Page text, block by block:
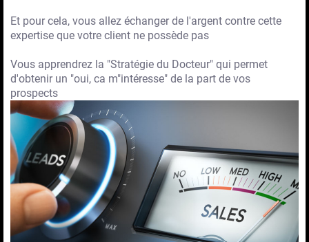
Et pour cela, vous allez échanger de l'argent contre cette
expertise que votre client ne possède pas
Vous apprendrez la "Stratégie du Docteur" qui permet
d'obtenir un "oui, ca m"intéresse" de la part de vos
prospects